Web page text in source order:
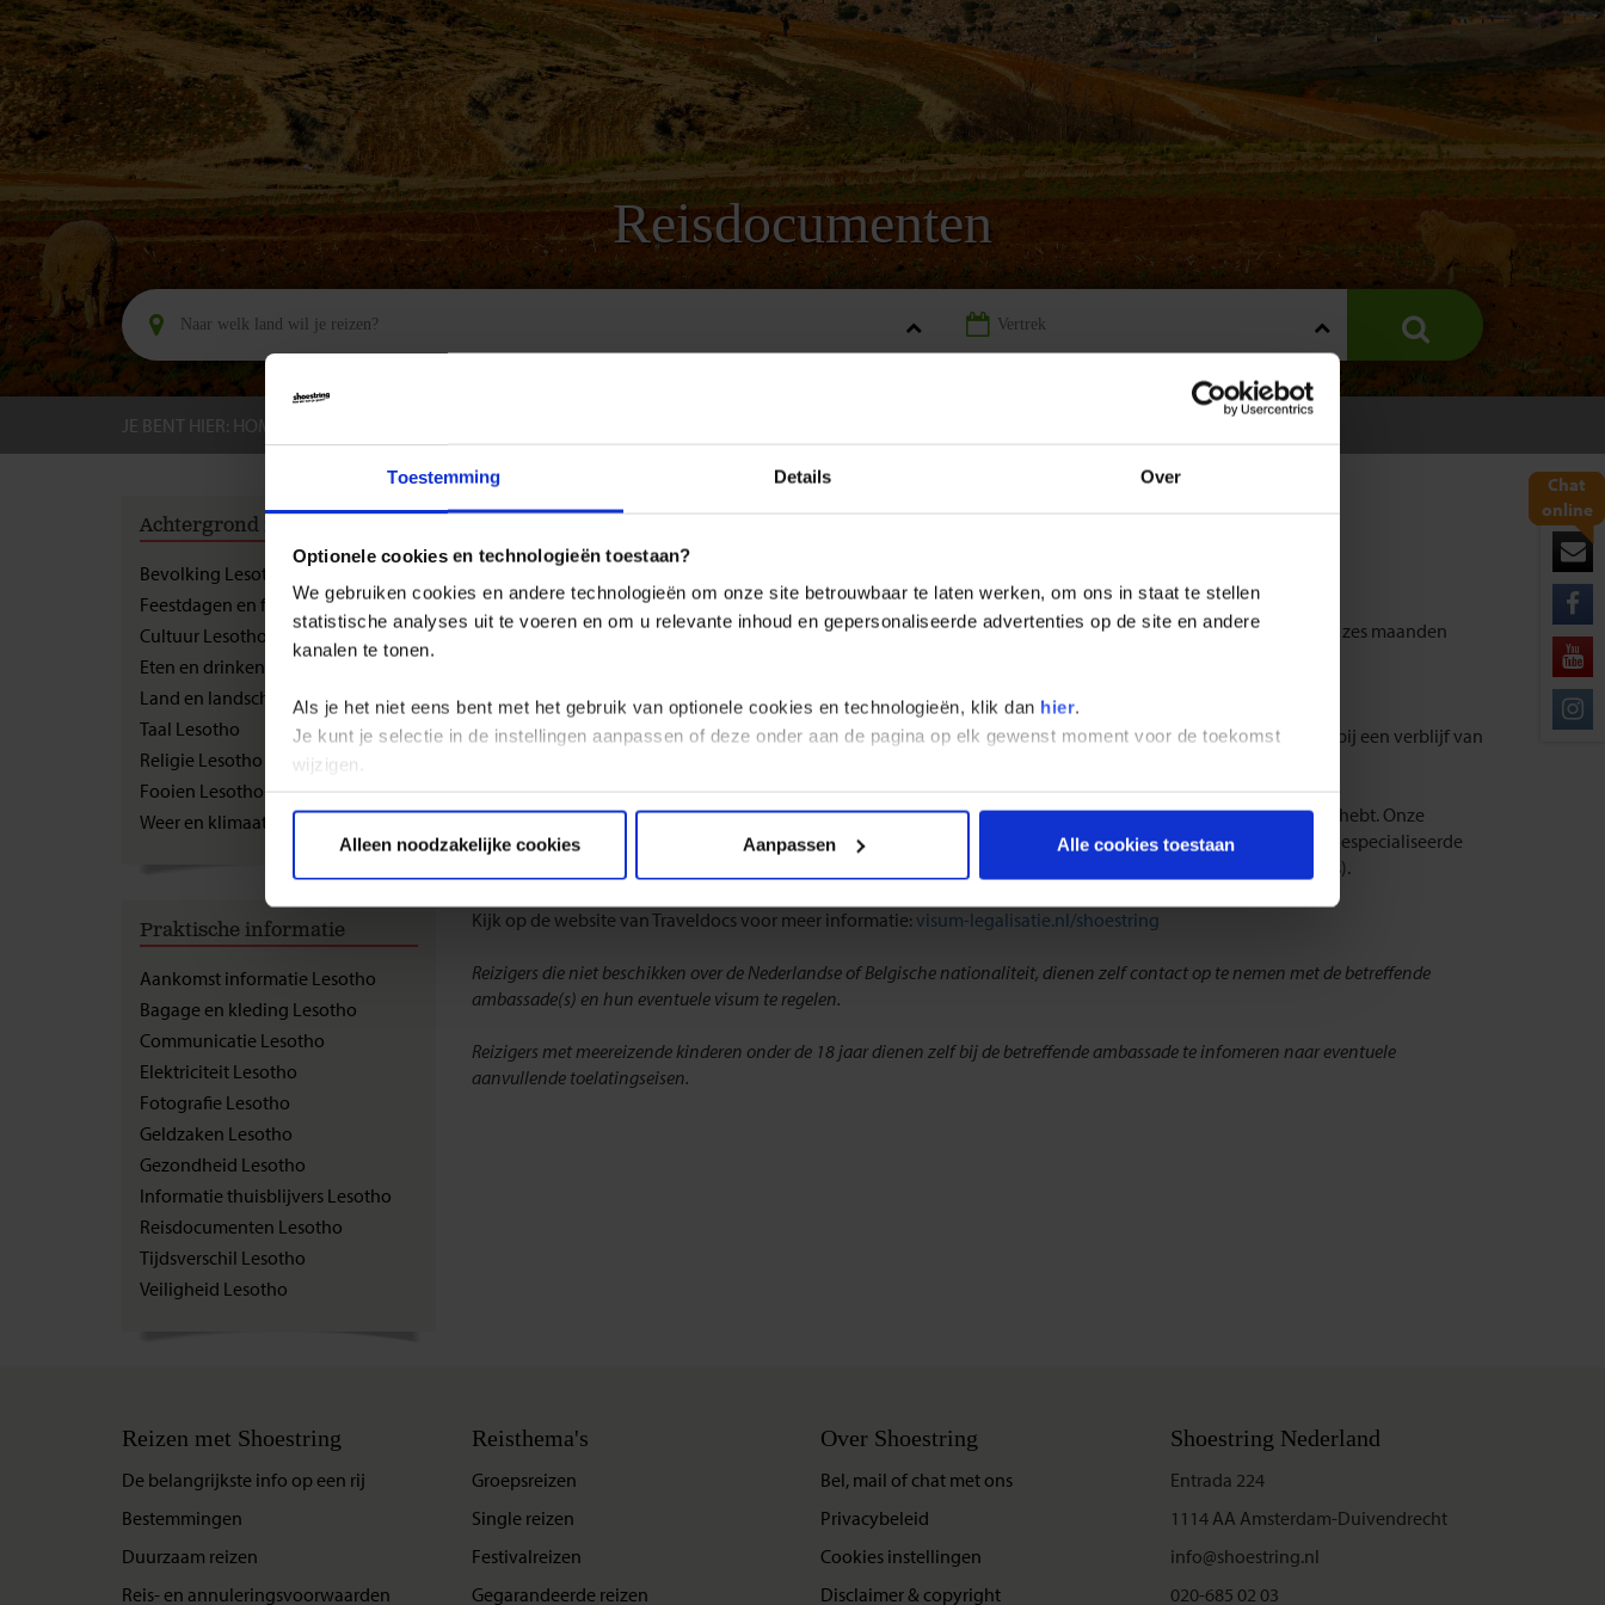
Toestemming Details Over
Optionele cookies en technologieën toestaan?
We gebruiken cookies en andere technologieën om onze site betrouwbaar te laten werken, om ons in staat te stellen
statistische analyses uit te voeren en om u relevante inhoud en gepersonaliseerde advertenties op de site en andere
kanalen te tonen.
Als je het niet eens bent met het gebruik van optionele cookies en technologieën, klik dan hier.
Je kunt je selectie in de instellingen aanpassen of deze onder aan de pagina op elk gewenst moment voor de toekomst
wijzigen.
Alleen noodzakelijke cookies
Aanpassen Alle cookies toestaan
Chat
online
Reisdocumenten
JE BENT HIER: HOME
Achtergrond informatie
Bevolking Lesotho
Feestdagen en festivals Lesotho
Cultuur Lesotho
Eten en drinken Lesotho
Land en landschap Lesotho
Taal Lesotho
Religie Lesotho
Fooien Lesotho
Weer en klimaat Lesotho
Praktische informatie
Aankomst informatie Lesotho
Bagage en kleding Lesotho
Communicatie Lesotho
Elektriciteit Lesotho
Fotografie Lesotho
Geldzaken Lesotho
Gezondheid Lesotho
Informatie thuisblijvers Lesotho
Reisdocumenten Lesotho
Tijdsverschil Lesotho
Veiligheid Lesotho
GROEPSREIZEN LANDINFORMATIE
Reisdocumenten Lesotho
Internationaal paspoort:
Wij adviseren je om op reis te gaan met een internationaal paspoort dat bij terugkeer van je reis nog minimaal zes maanden
Visum:
Nee, voor deze bestemming is geen visum nodig voor reizigers met de Nederlandse of Belgische nationaliteit bij een verblijf van
Als je afwijkend reist van de groep raden wij je aan om je goed te laten informeren over of je een visum nodig hebt. Onze
partner Traveldocs helpt je graag verder en is telefonisch bereikbaar via +31 (0) 23 2210004. Traveldocs is een gespecialiseerde
visumdienst voor Nederland (voor Nederlandse paspoorthouders) en België (voor Belgische paspoorthouders).
Kijk op de website van Traveldocs voor meer informatie: visum-legalisatie.nl/shoestring
Reizigers die niet beschikken over de Nederlandse of Belgische nationaliteit, dienen zelf contact op te nemen met de betreffende
ambassade(s) en hun eventuele visum te regelen.
Reizigers met meereizende kinderen onder de 18 jaar dienen zelf bij de betreffende ambassade te infomeren naar eventuele
aanvullende toelatingseisen.
Reizen met Shoestring
De belangrijkste info op een rij
Bestemmingen
Duurzaam reizen
Reis- en annuleringsvoorwaarden
Reisthema's
Groepsreizen
Single reizen
Festivalreizen
Gegarandeerde reizen
Over Shoestring
Bel, mail of chat met ons
Privacybeleid
Cookies instellingen
Disclaimer & copyright
Shoestring Nederland
Entrada 224
1114 AA Amsterdam-Duivendrecht
info@shoestring.nl
020-685 02 03